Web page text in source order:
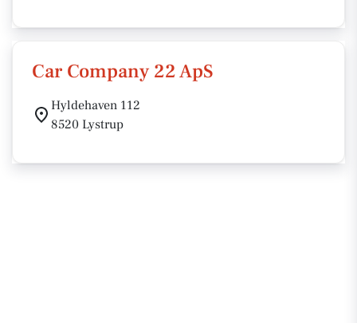
Car Company 22 ApS
Hyldehaven 112
8520 Lystrup